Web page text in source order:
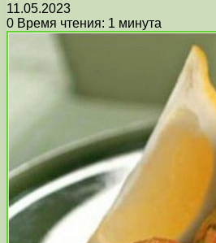
11.05.2023
0 Время чтения: 1 минута